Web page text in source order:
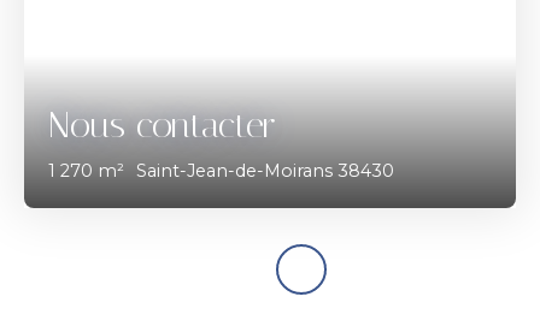
Nous contacter
1 270 m² Saint-Jean-de-Moirans 38430